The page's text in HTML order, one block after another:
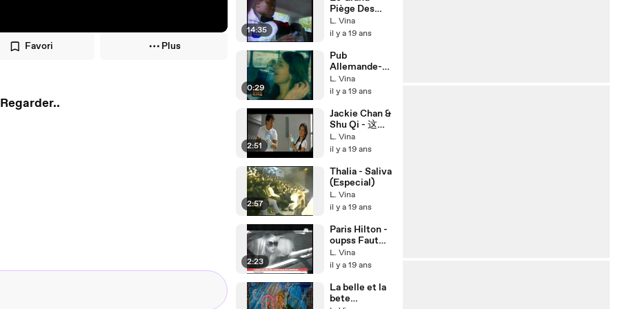
Favori Plus
14:35
Piège Des
Stars -
Magloire 1/2
L. Vina
il y a 19 ans
0:29
Pub
Allemande-
Attirance
Total !
L. Vina
il y a 19 ans
2:51
Jackie Chan &
Shu Qi - 这是
您我的未来
L. Vina
il y a 19 ans
2:57
Thalia - Saliva
(Especial)
L. Vina
il y a 19 ans
2:23
Paris Hilton -
oupss Faut
Mettre De
L'essence!!???
L. Vina
il y a 19 ans
La belle et la
bete